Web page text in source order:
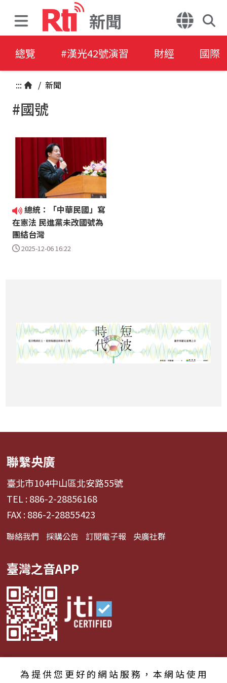
新聞
總覽 #漢光42號演習 財經 國際
::: / 新聞
#國號
總統：「中華民國」寫
在憲法 民進黨未改國號為
團結台灣
2025-12-06 16:22
聯繫央廣
臺北市104中山區北安路55號
TEL : 886-2-28856168
FAX : 886-2-28855423
聯絡我們 採購公告 訂閱電子報 央廣社群
臺灣之音APP
為提供您更好的網站服務，本網站使用